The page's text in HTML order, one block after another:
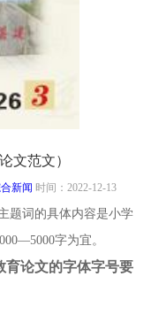
文范文）
新闻 时间：2022-12-13
题词的具体内容是小学
字为宜。
育论文的字体字号要